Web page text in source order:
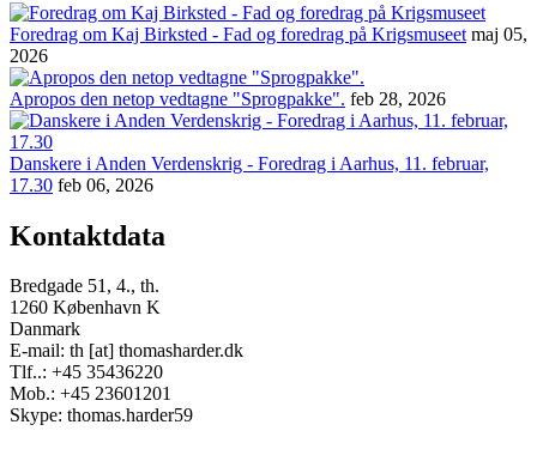
Foredrag om Kaj Birksted - Fad og foredrag på Krigsmuseet maj 05,
2026
Apropos den netop vedtagne "Sprogpakke". feb 28, 2026
Danskere i Anden Verdenskrig - Foredrag i Aarhus, 11. februar,
17.30 feb 06, 2026
Kontaktdata
Bredgade 51, 4., th.
1260 København K
Danmark
E-mail: th [at] thomasharder.dk
Tlf..: +45 35436220
Mob.: +45 23601201
Skype: thomas.harder59